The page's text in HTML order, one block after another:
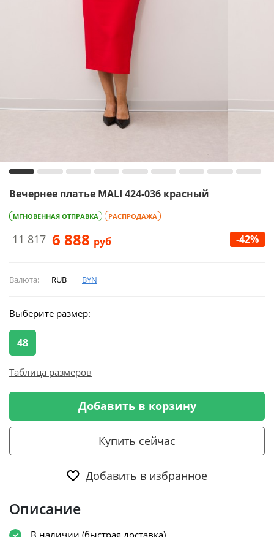
Вечернее платье MALI 424-036 красный
МГНОВЕННАЯ ОТПРАВКА РАСПРОДАЖА
11 817 6 888 руб -42%
Валюта: RUB BYN
Выберите размер:
48
Таблица размеров
Добавить в корзину
Купить сейчас
Добавить в избранное
Описание